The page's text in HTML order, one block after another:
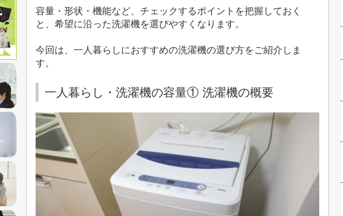
容量・形状・機能など、チェックするポイントを把握しておく
と、希望に沿った洗濯機を選びやすくなります。
今回は、一人暮らしにおすすめの洗濯機の選び方をご紹介しま
す。
一人暮らし・洗濯機の容量① 洗濯機の概要